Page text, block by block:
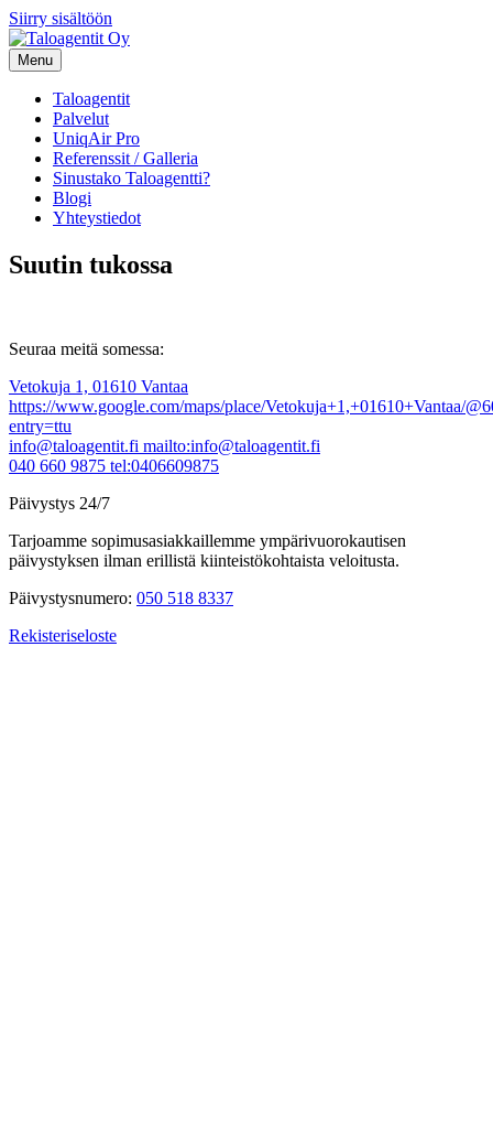
Siirry sisältöön
Menu
Taloagentit
Palvelut
UniqAir Pro
Referenssit / Galleria
Sinustako Taloagentti?
Blogi
Yhteystiedot
Suutin tukossa
Seuraa meitä somessa:
Vetokuja 1, 01610 Vantaa
https://www.google.com/maps/place/Vetokuja+1,+01610+Vantaa/
entry=ttu
info@taloagentit.fi mailto:info@taloagentit.fi
040 660 9875 tel:0406609875
Päivystys 24/7
Tarjoamme sopimusasiakkaillemme ympärivuorokautisen
päivystyksen ilman erillistä kiinteistökohtaista veloitusta.
Päivystysnumero: 050 518 8337
Rekisteriseloste